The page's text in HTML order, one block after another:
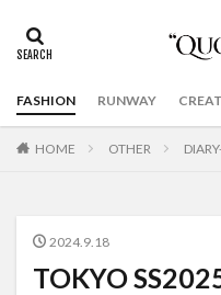
FASHION RUNWAY
HOME OTHER
2024.9.18
TOKYO